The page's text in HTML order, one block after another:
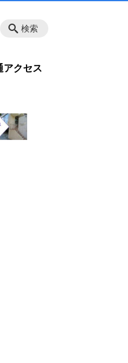
アクセス
検索